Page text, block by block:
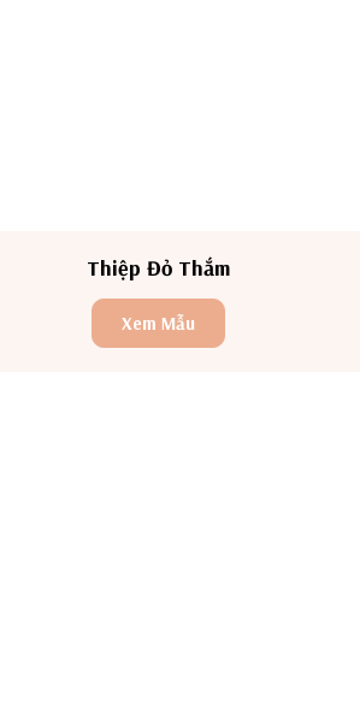
Thiệp Đỏ Thắm
Xem Mẫu